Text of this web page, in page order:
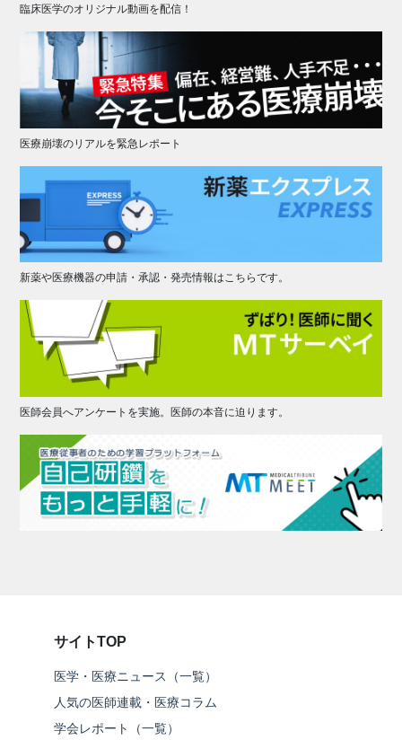
臨床医学のオリジナル動画を配信！
医療崩壊のリアルを緊急レポート
新薬や医療機器の申請・承認・発売情報はこちらです。
医師会員へアンケートを実施。医師の本音に迫ります。
サイトTOP
医学・医療ニュース（一覧）
人気の医師連載・医療コラム
学会レポート（一覧）